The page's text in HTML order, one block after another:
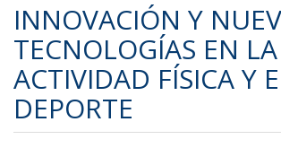
INNOVACIÓN Y
TECNOLOGÍAS EN LA
ACTIVIDAD FÍSICA Y
DEPORTE